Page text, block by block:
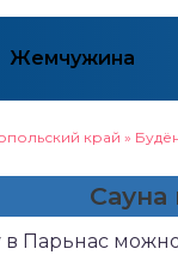
Жемчужина
край »
Сауна
в Парьнас